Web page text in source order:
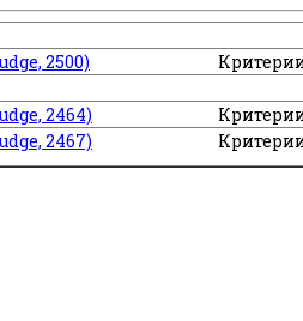
2500) Критерии
2464)
2467)